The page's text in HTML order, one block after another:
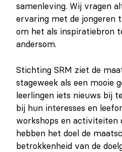
samenleving. Wij vragen
ervaring met de jongeren
om het als inspiratiebron
andersom.
Stichting SRM ziet de
stageweek als een mooie
leerlingen iets nieuws bij
bij hun interesses en
workshops en activiteiten
hebben het doel de
betrokkenheid van de